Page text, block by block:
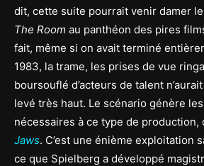
dit, cette suite pourrait venir damer
The Room au panthéon des pires
fait, même si on avait terminé
1983, la trame, les prises de vue
boursouflé d’acteurs de talent
levé très haut. Le scénario génère
nécessaires à ce type de production,
Jaws. C’est une énième exploitation
ce que Spielberg a développé